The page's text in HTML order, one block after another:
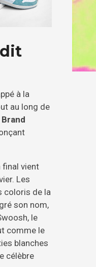
à la
au long de
final vient
Les
coloris de la
son nom,
le
comme le
blanches
célèbre